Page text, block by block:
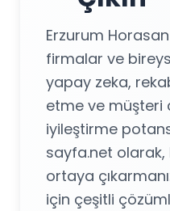
Erzurum
firmalar ve
yapay zeka,
etme ve müşteri
iyileştirme
sayfa.net
ortaya
için çeşitli